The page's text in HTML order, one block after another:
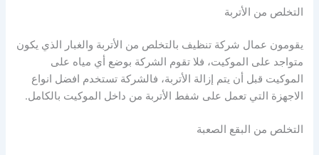
التخلص من الأتربة
يقومون عمال شركة تنظيف بالتخلص من الأتربة والغبار الذي يكون
متواجد على الموكيت، فلا تقوم الشركة بوضع أي مياه على
الموكيت قبل أن يتم إزالة الأتربة، فالشركة تستخدم افضل انواع
الاجهزة التي تعمل على شفط الأتربة من داخل الموكيت بالكامل.
التخلص من البقع الصعبة